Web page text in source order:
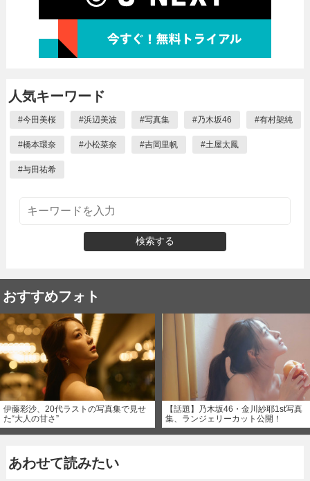
人気キーワード
#今田美桜 #浜辺美波 #写真集 #乃木坂46 #有村架純
#橋本環奈 #小松菜奈 #吉岡里帆 #土屋太鳳
#与田祐希
検索する
おすすめフォト
伊藤彩沙、20代ラストの写真集で見せ
た“大人の甘さ”
【話題】乃木坂46・金川紗耶1st写真
集、ランジェリーカット公開！
あわせて読みたい